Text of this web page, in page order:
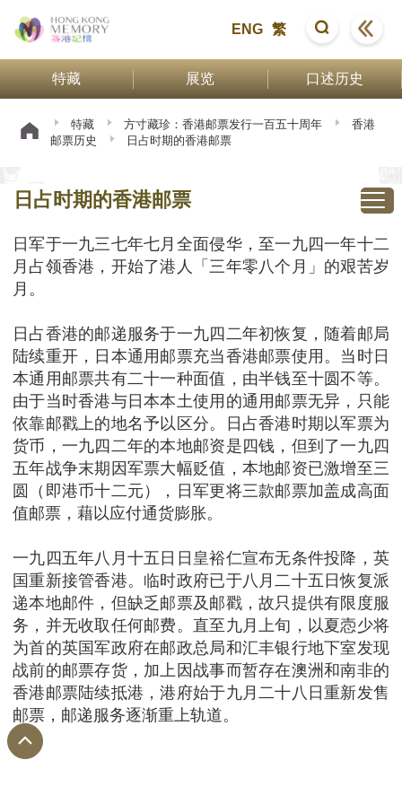
ENG 繁
特藏 展览 口述历史
特藏 方寸藏珍：香港邮票发行一百五十周年
香港
邮票历史
日占时期的香港邮票
日占时期的香港邮票
日军于一九三七年七月全面侵华，至一九四一年十二
月占领香港，开始了港人「三年零八个月」的艰苦岁
月。
日占香港的邮递服务于一九四二年初恢复，随着邮局
陆续重开，日本通用邮票充当香港邮票使用。当时日
本通用邮票共有二十一种面值，由半钱至十圆不等。
由于当时香港与日本本土使用的通用邮票无异，只能
依靠邮戳上的地名予以区分。日占香港时期以军票为
货币，一九四二年的本地邮资是四钱，但到了一九四
五年战争末期因军票大幅贬值，本地邮资已激增至三
圆（即港币十二元），日军更将三款邮票加盖成高面
值邮票，藉以应付通货膨胀。
一九四五年八月十五日日皇裕仁宣布无条件投降，英
国重新接管香港。临时政府已于八月二十五日恢复派
递本地邮件，但缺乏邮票及邮戳，故只提供有限度服
务，并无收取任何邮费。直至九月上旬，以夏悫少将
为首的英国军政府在邮政总局和汇丰银行地下室发现
战前的邮票存货，加上因战事而暂存在澳洲和南非的
香港邮票陆续抵港，港府始于九月二十八日重新发售
邮票，邮递服务逐渐重上轨道。